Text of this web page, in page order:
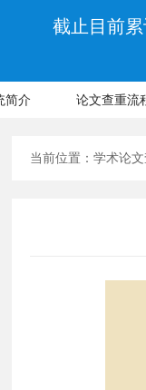
截止目前
简介 论文查重流
当前位置： 学术论